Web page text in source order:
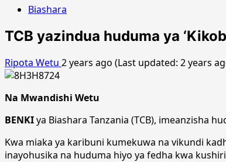
Biashara
TCB yazindua huduma ya
Ripota Wetu 2 years ago (Last updated: 2 years
Na Mwandishi Wetu
BENKIya Biashara Tanzania (TCB), imeanzisha
Kwa miaka ya karibuni kumekuwa na vikundi
inayohusika na huduma hiyo ya fedha kwa